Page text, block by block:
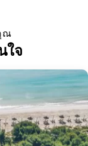
ณ
ใจ